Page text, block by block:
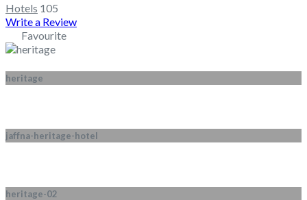
Hotels 105
Write a Review
Favourite
heritage
jaffna-heritage-hotel
heritage-02